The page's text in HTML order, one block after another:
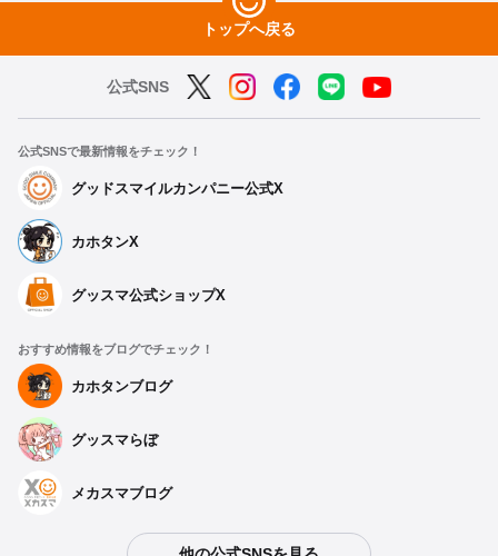
トップへ戻る
公式SNS
公式SNSで最新情報をチェック！
グッドスマイルカンパニー公式X
カホタンX
グッスマ公式ショップX
おすすめ情報をブログでチェック！
カホタンブログ
グッスマらぼ
メカスマブログ